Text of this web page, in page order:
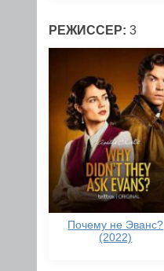
РЕЖИССЕР: 3
Почему не Эванс?
(2022)